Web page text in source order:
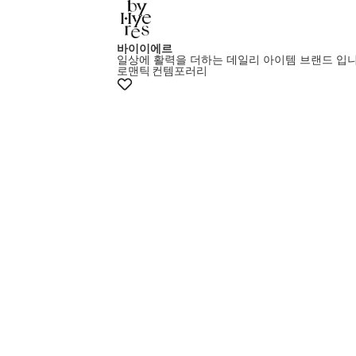
바이이에르
일상에 활력을 더하는 데일리 아이템 브랜드 입
로맨틱 컨템포러리